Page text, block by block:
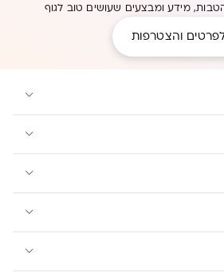
מידע ומבצעים שעושים טוב לגוף
והצטרפות